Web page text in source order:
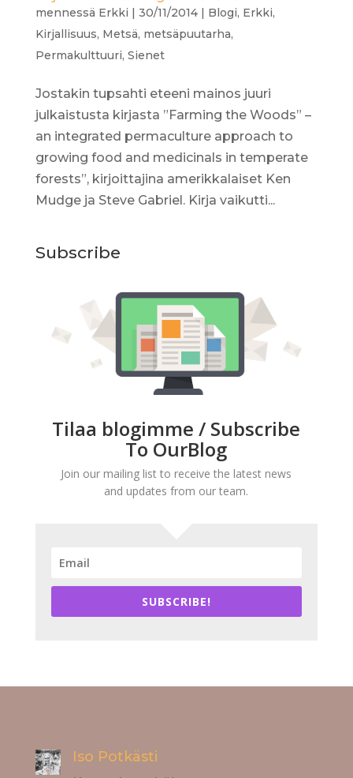
mennessä Erkki | 30/11/2014| Blogi, Erkki,
Kirjallisuus, Metsä, metsäpuutarha,
Permakulttuuri, Sienet
Jostakin tupsahti eteeni mainos juuri
julkaistusta kirjasta ”Farming the Woods” –
an integrated permaculture approach to
growing food and medicinals in temperate
forests”, kirjoittajina amerikkalaiset Ken
Mudge ja Steve Gabriel. Kirja vaikutti...
Subscribe
Tilaa blogimme / Subscribe
To OurBlog
Join our mailing list to receive the latest news
and updates from our team.
SUBSCRIBE!
Iso Potkästi